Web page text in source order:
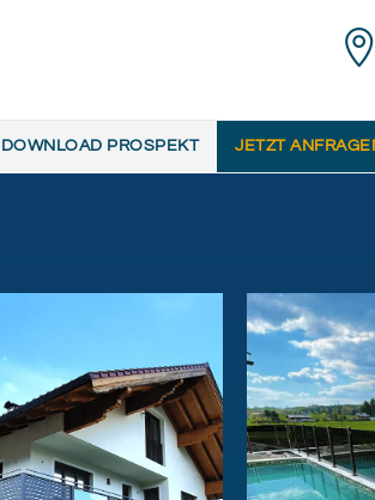
DOWNLOAD PROSPEKT JETZT